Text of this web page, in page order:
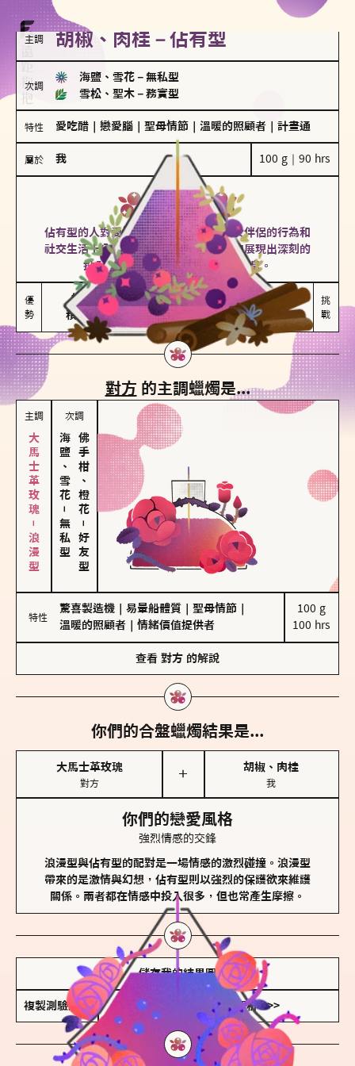
主調 胡椒、肉桂－佔有型
次調
海鹽、雪花 － 無私型
雪松、聖木 － 務實型
特性 愛吃醋 戀愛腦 聖母情節 溫暖的照顧者 計畫通
屬於 我 100 g｜90 hrs
佔有型
胡椒、肉桂
佔有型的人對愛情有強烈的保護欲，對於伴侶的行為和
社交生活十分敏感、容易吃醋。在關係中展現出深刻的
投入和激情，但也可能讓人感到窒息。
優
勢
能建立緊密關係
積極維繫關係熱度
嫉妒心較強
可能出現控制欲
挑
戰
對方 的主調蠟燭是...
主調
大馬士革玫瑰－浪漫型
次調
海鹽、雪花
－
無私型
佛手柑、橙花
－
好友型
特性
驚喜製造機 易暈船體質 聖母情節
溫暖的照顧者
情緒價值提供者
100 g
100 hrs
查看 對方 的解說
你們的合盤蠟燭結果是...
大馬士革玫瑰
對方
＋
胡椒、肉桂
我
你們的戀愛風格
強烈情感的交鋒
浪漫型與佔有型的配對是一場情感的激烈碰撞。浪漫型
帶來的是激情與幻想，佔有型則以強烈的保護欲來維護
關係。兩者都在情感中投入很多，但也常產生摩擦。
儲存我的結果圖
複製測驗連結 查看香氛類型全解析 >>>